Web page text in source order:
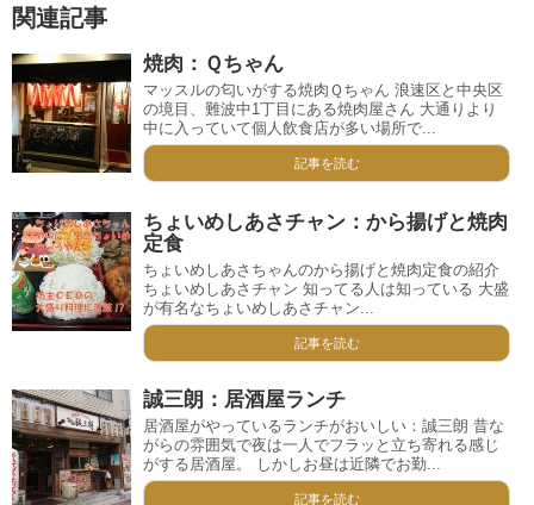
関連記事
焼肉：Ｑちゃん
マッスルの匂いがする焼肉Ｑちゃん 浪速区と中央区
の境目、難波中1丁目にある焼肉屋さん 大通りより
中に入っていて個人飲食店が多い場所で...
記事を読む
ちょいめしあさチャン：から揚げと焼肉
定食
ちょいめしあさちゃんのから揚げと焼肉定食の紹介
ちょいめしあさチャン 知ってる人は知っている 大盛
が有名なちょいめしあさチャン...
記事を読む
誠三朗：居酒屋ランチ
居酒屋がやっているランチがおいしい：誠三朗 昔な
がらの雰囲気で夜は一人でフラッと立ち寄れる感じ
がする居酒屋。 しかしお昼は近隣でお勤...
記事を読む